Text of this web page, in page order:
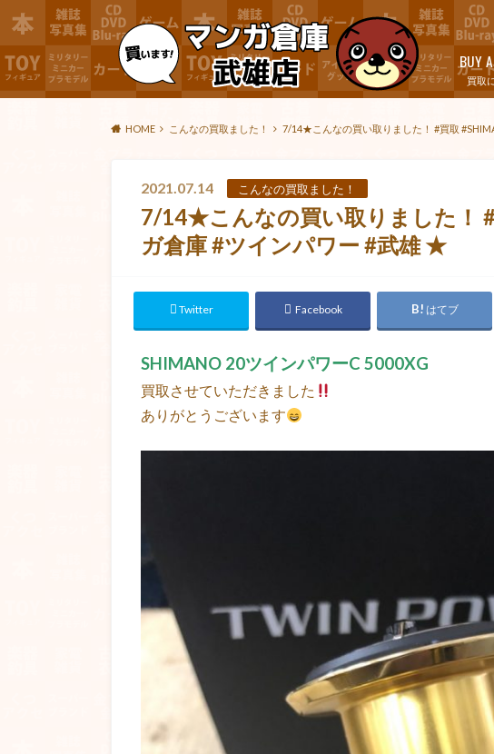
買取
BUY
HOME こんなの買取ました！ 7/14★こんなの買い取りました！ #買取
2021.07.14 こんなの買取ました！
7/14★こんなの買い取りました！
ガ倉庫 #ツインパワー #武雄 ★
Twitter Facebook はてブ
SHIMANO 20ツインパワーC 5000XG
買取させていただきました
ありがとうございます